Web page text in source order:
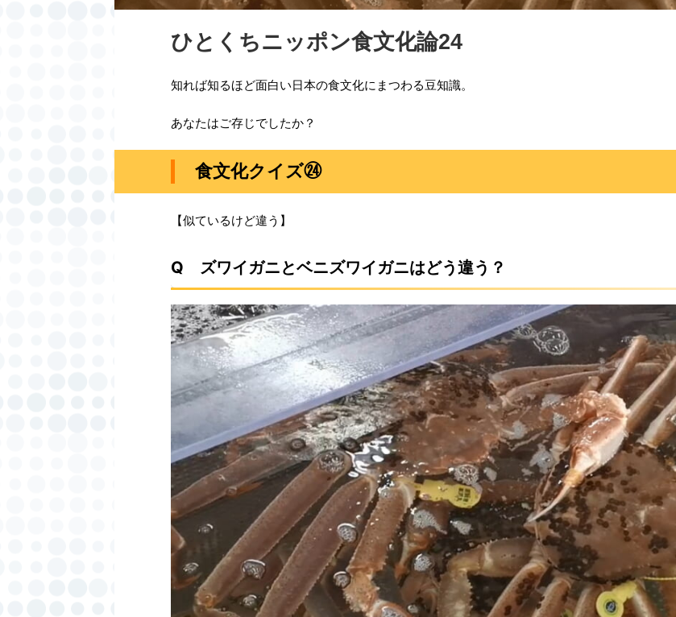
ひとくちニッポン食文化論24
知れば知るほど面白い日本の食文化にまつわる豆知識。
あなたはご存じでしたか？
食文化クイズ㉔
【似ているけど違う】
Q ズワイガニとベニズワイガニはどう違う？